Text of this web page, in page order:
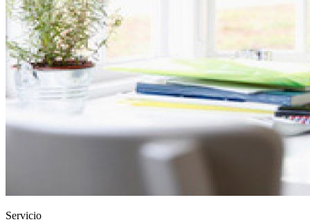
Servicio